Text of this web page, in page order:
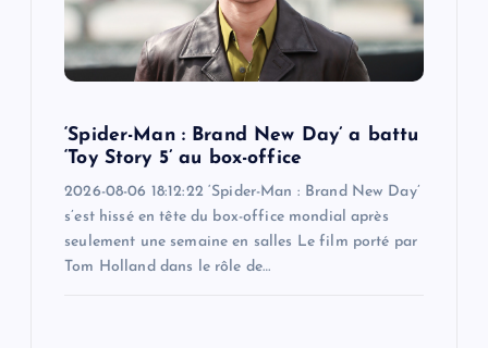
‘Spider-Man : Brand New Day’ a battu
‘Toy Story 5’ au box-office
2026-08-06 18:12:22 ‘Spider-Man : Brand New Day’
s’est hissé en tête du box-office mondial après
seulement une semaine en salles Le film porté par
Tom Holland dans le rôle de…